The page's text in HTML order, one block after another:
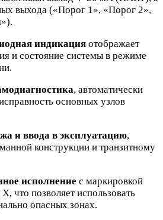
выхода («Порог 1», «Порог 2»,
индикация отображает
и состояние системы в режиме
, автоматически
основных узлов
и ввода в эксплуатацию,
конструкции и транзитному
исполнение с маркировкой
что позволяет использовать
опасных зонах.